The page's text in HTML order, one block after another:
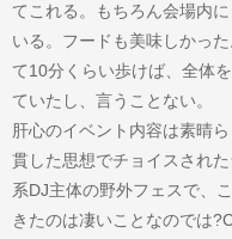
てこれる。もちろん会場内
いる。フードも美味しかっ
て10分くらい歩けば、全体
ていたし、言うことない。
肝心のイベント内容は素晴
貫した思想でチョイスされ
系DJ主体の野外フェスで、
きたのは凄いことなのでは